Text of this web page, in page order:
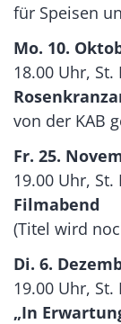
für Speisen
Mo. 10.
18.00 Uhr,
von der KAB
Fr. 25.
19.00 Uhr,
Filmabend
(Titel wird
Di. 6.
19.00 Uhr,
„In